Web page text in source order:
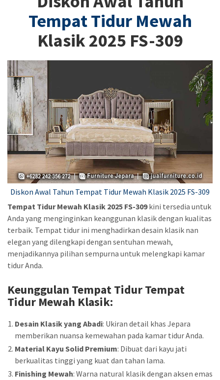
Tempat Tidur Mewah
Klasik 2025 FS-309
Diskon Awal Tahun Tempat Tidur Mewah Klasik 2025 FS-309
Tempat Tidur Mewah Klasik 2025 FS-309kini tersedia untuk
Anda yang menginginkan keanggunan klasik dengan kualitas
terbaik. Tempat tidur ini menghadirkan desain klasik nan
elegan yang dilengkapi dengan sentuhan mewah,
menjadikannya pilihan sempurna untuk melengkapi kamar
tidur Anda.
Keunggulan Tempat Tidur Tempat
Tidur Mewah Klasik:
Desain Klasik yang Abadi: Ukiran detail khas Jepara
memberikan nuansa kemewahan pada kamar tidur Anda.
Material Kayu Solid Premium: Dibuat dari kayu jati
berkualitas tinggi yang kuat dan tahan lama.
Finishing Mewah: Warna natural klasik dengan aksen emas